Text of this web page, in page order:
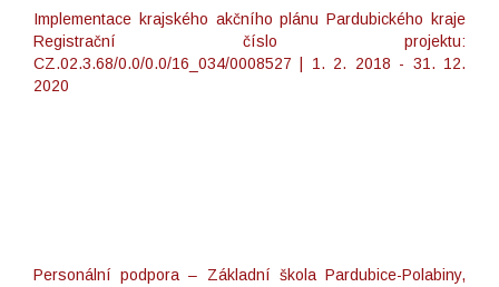
Implementace krajského akčního plánu Pardubického kraje
Registrační číslo projektu:
CZ.02.3.68/0.0/0.0/16_034/0008527 | 1. 2. 2018 - 31. 12.
2020
Personální podpora – Základní škola Pardubice-Polabiny,